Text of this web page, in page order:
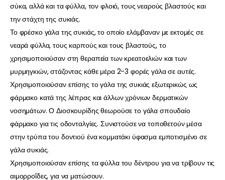
σύκα, αλλά και τα φύλλα, τον φλοιό, τους νεαρούς βλαστούς και
την στάχτη της συκιάς.
Το φρέσκο γάλα της συκιάς, το οποίο ελάμβαναν με εκτομές σε
νεαρά φύλλα, τους καρπούς και τους βλαστούς, το
χρησιμοποιούσαν στη θεραπεία των κρεατοελιών και των
μυρμηγκιών, στάζοντας κάθε μέρα 2-3 φορές γάλα σε αυτές.
Χρησιμοποιούσαν επίσης το γάλα της συκιάς εξωτερικώς ως
φάρμακο κατά της λέπρας και άλλων χρόνιων δερματικών
νοσημάτων. Ο Διοσκουρίδης θεωρούσε το γάλα σπουδαίο
φάρμακο για τις οδονταλγίες. Συνιστούσε να τοποθετούν μέσα
στην τρύπα του δοντιού ένα κομματάκι ύφασμα εμποτισμένο σε
γάλα συκιάς.
Χρησιμοποιούσαν επίσης τα φύλλα του δέντρου για να τρίβουν τις
αιμορροΐδες, για να ματώσουν.